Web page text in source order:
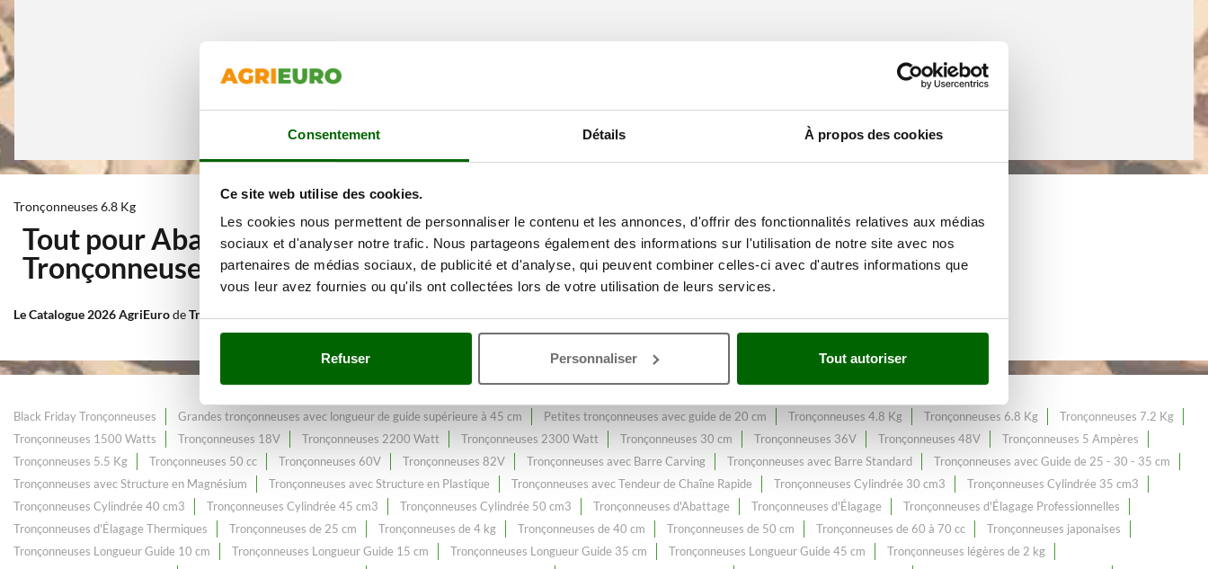
Consentement Détails À propos des cookies
Ce site web utilise des cookies.
Les cookies nous permettent de personnaliser le contenu et les annonces, d'offrir des fonctionnalités relatives aux médias
sociaux et d'analyser notre trafic. Nous partageons également des informations sur l'utilisation de notre site avec nos
partenaires de médias sociaux, de publicité et d'analyse, qui peuvent combiner celles-ci avec d'autres informations que
vous leur avez fournies ou qu'ils ont collectées lors de votre utilisation de leurs services.
Refuser Personnaliser Tout autoriser
Tronçonneuses 6.8 Kg
Tout pour Abattage, coupe et fendage du boisAvec une gamme de plus de 190
Tronçonneuses 6.8 Kgau meilleur prix web.
Le Catalogue 2026 AgriEurodeTronçonneuses 6.8 Kg
Black Friday Tronçonneuses Grandes tronçonneuses avec longueur de guide supérieure à 45 cm Petites tronçonneuses avec guide de 20 cm Tronçonneuses 4.8 Kg Tronçonneuses 6.8 Kg
Tronçonneuses 7.2 Kg
Tronçonneuses 1500 Watts
Tronçonneuses 18V Tronçonneuses 2200 Watt Tronçonneuses 2300 Watt Tronçonneuses 30 cm Tronçonneuses 36V Tronçonneuses 48V
Tronçonneuses 5 Ampères
Tronçonneuses 5.5 Kg
Tronçonneuses 50 cc Tronçonneuses 60V Tronçonneuses 82V Tronçonneuses avec Barre Carving Tronçonneuses avec Barre Standard
Tronçonneuses avec Guide de 25 - 30 - 35 cm
Tronçonneuses avec Structure en Magnésium
Tronçonneuses avec Structure en Plastique Tronçonneuses avec Tendeur de Chaîne Rapide Tronçonneuses Cylindrée 30 cm3
Tronçonneuses Cylindrée 35 cm3
Tronçonneuses Cylindrée 40 cm3
Tronçonneuses Cylindrée 45 cm3 Tronçonneuses Cylindrée 50 cm3 Tronçonneuses d'Abattage Tronçonneuses d'Élagage
Tronçonneuses d'Élagage Professionnelles
Tronçonneuses d'Élagage Thermiques
Tronçonneuses de 25 cm Tronçonneuses de 4 kg Tronçonneuses de 40 cm Tronçonneuses de 50 cm Tronçonneuses de 60 à 70 cc
Tronçonneuses japonaises
Tronçonneuses Longueur Guide 10 cm
Tronçonneuses Longueur Guide 15 cm Tronçonneuses Longueur Guide 35 cm Tronçonneuses Longueur Guide 45 cm
Tronçonneuses légères de 2 kg